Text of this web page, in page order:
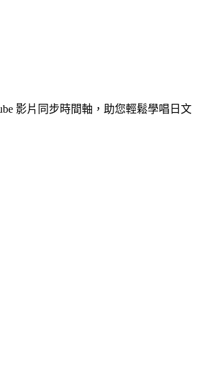
影片同步時間軸，助您輕鬆學唱日文